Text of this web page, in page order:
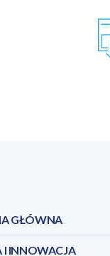
GŁÓWNA
I INNOWACJA